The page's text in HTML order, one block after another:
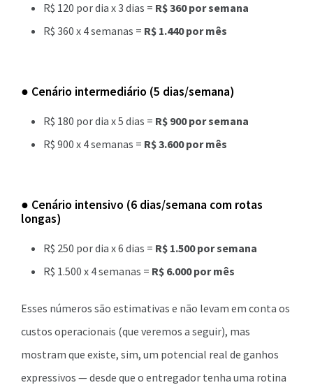
R$ 120 por dia x 3 dias = R$ 360 por semana
R$ 360 x 4 semanas = R$ 1.440 por mês
● Cenário intermediário (5 dias/semana)
R$ 180 por dia x 5 dias = R$ 900 por semana
R$ 900 x 4 semanas = R$ 3.600 por mês
● Cenário intensivo (6 dias/semana com rotas
longas)
R$ 250 por dia x 6 dias = R$ 1.500 por semana
R$ 1.500 x 4 semanas = R$ 6.000 por mês
Esses números são estimativas e não levam em conta os
custos operacionais (que veremos a seguir), mas
mostram que existe, sim, um potencial real de ganhos
expressivos — desde que o entregador tenha uma rotina